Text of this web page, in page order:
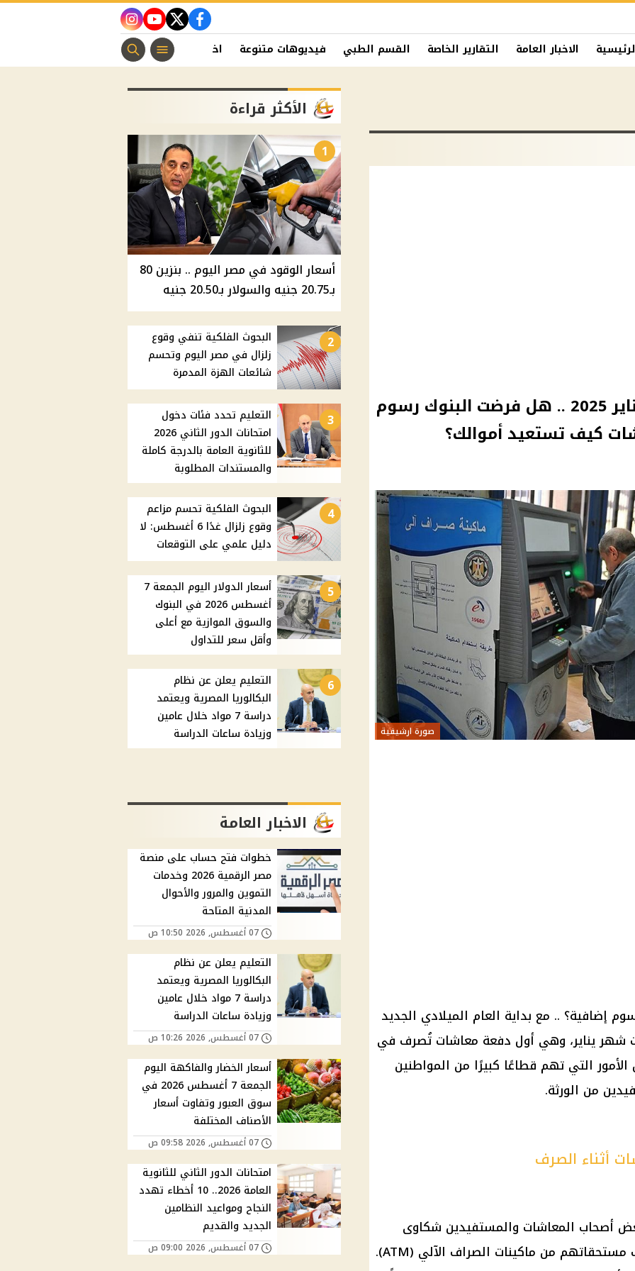
facebook
twitter
youtube
instagram
الاخبار العامة التقارير الخاصة القسم الطبي فيديوهات متنوعة اخبار الفن منوعات مسيحية
خصم مفاجئ من معاش يناير 2025 .. هل فرضت البنوك رسوم
كيف تستعيد أموالك؟
صورة ارشيفية
إضافية؟ .. مع بداية العام الميلادي الجديد
شهر يناير، وهي أول دفعة معاشات تُصرف في
التي تهم قطاعًا كبيرًا من المواطنين
من الورثة.
أثناء الصرف
بعض أصحاب المعاشات والمستفيدين شكاوى
تتعلق بخصم مبالغ مالية أثناء سحب مستحقاتهم من ماكينات الصراف الآلي (ATM).
الأكثر قراءة
1
أسعار الوقود في مصر اليوم .. بنزين 80
بـ20.75 جنيه والسولار بـ20.50 جنيه
2
البحوث الفلكية تنفي وقوع
زلزال في مصر اليوم وتحسم
شائعات الهزة المدمرة
3
التعليم تحدد فئات دخول
امتحانات الدور الثاني 2026
للثانوية العامة بالدرجة كاملة
والمستندات المطلوبة
4
البحوث الفلكية تحسم مزاعم
وقوع زلزال غدًا 6 أغسطس: لا
دليل علمي على التوقعات
5
أسعار الدولار اليوم الجمعة 7
أغسطس 2026 في البنوك
والسوق الموازية مع أعلى
وأقل سعر للتداول
6
التعليم يعلن عن نظام
البكالوريا المصرية ويعتمد
دراسة 7 مواد خلال عامين
وزيادة ساعات الدراسة
الاخبار العامة
خطوات فتح حساب على منصة
مصر الرقمية 2026 وخدمات
التموين والمرور والأحوال
المدنية المتاحة
07 أغسطس, 2026 10:50 ص
التعليم يعلن عن نظام
البكالوريا المصرية ويعتمد
دراسة 7 مواد خلال عامين
وزيادة ساعات الدراسة
07 أغسطس, 2026 10:26 ص
أسعار الخضار والفاكهة اليوم
الجمعة 7 أغسطس 2026 في
سوق العبور وتفاوت أسعار
الأصناف المختلفة
07 أغسطس, 2026 09:58 ص
امتحانات الدور الثاني للثانوية
العامة 2026.. 10 أخطاء تهدد
النجاح ومواعيد النظامين
الجديد والقديم
07 أغسطس, 2026 09:00 ص